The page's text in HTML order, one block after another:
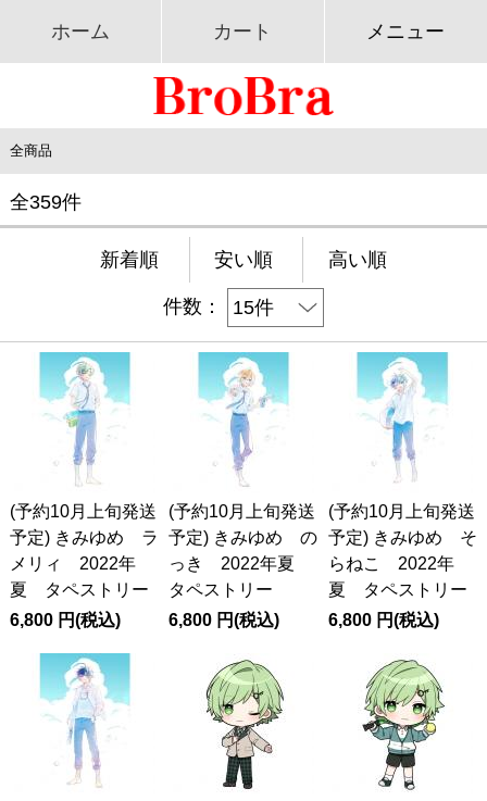
ホーム カート メニュー
全商品
全359件
新着順 安い順 高い順
件数：
(予約10月上旬発送
予定) きみゆめ ラ
メリィ 2022年
夏 タペストリー
6,800円(税込)
(予約10月上旬発送
予定) きみゆめ の
っき 2022年夏
タペストリー
6,800 円(税込)
(予約10月上旬発送
予定) きみゆめ そ
らねこ 2022年
夏 タペストリー
6,800円(税込)